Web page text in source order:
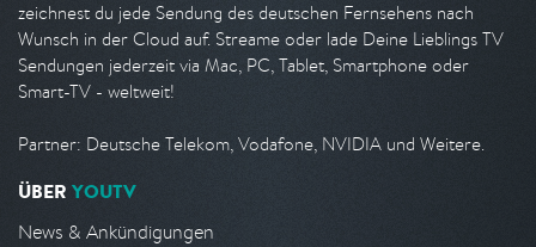
zeichnest du jede Sendung des deutschen Fernsehens nach
Wunsch in der Cloud auf. Streame oder lade Deine Lieblings TV
Sendungen jederzeit via Mac, PC, Tablet, Smartphone oder
Smart-TV - weltweit!
Partner: Deutsche Telekom, Vodafone, NVIDIA und Weitere.
ÜBER YOUTV
News & Ankündigungen